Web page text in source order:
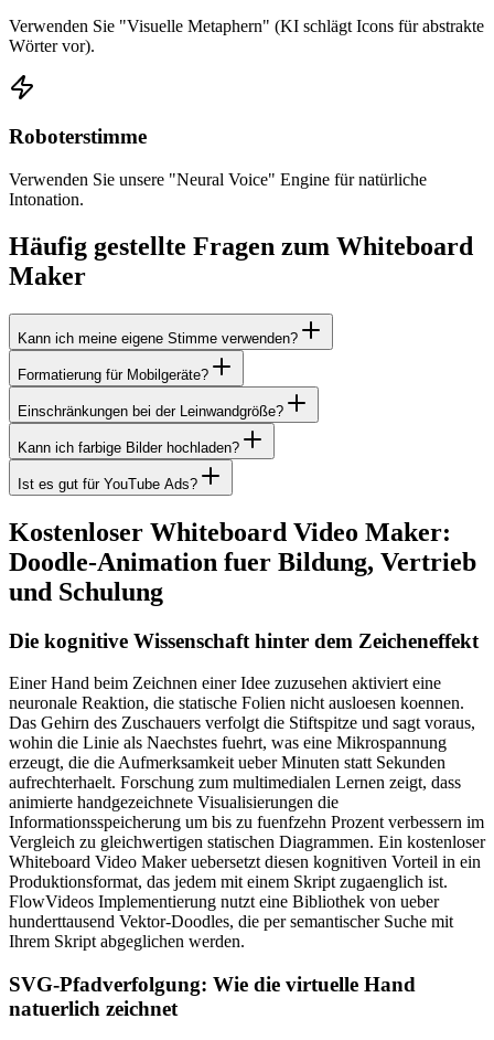
Verwenden Sie "Visuelle Metaphern" (KI schlägt Icons für abstrakte
Wörter vor).
Roboterstimme
Verwenden Sie unsere "Neural Voice" Engine für natürliche
Intonation.
Häufig gestellte Fragen zum Whiteboard
Maker
Kann ich meine eigene Stimme verwenden?
Formatierung für Mobilgeräte?
Einschränkungen bei der Leinwandgröße?
Kann ich farbige Bilder hochladen?
Ist es gut für YouTube Ads?
Kostenloser Whiteboard Video Maker:
Doodle-Animation fuer Bildung, Vertrieb
und Schulung
Die kognitive Wissenschaft hinter dem Zeicheneffekt
Einer Hand beim Zeichnen einer Idee zuzusehen aktiviert eine
neuronale Reaktion, die statische Folien nicht ausloesen koennen.
Das Gehirn des Zuschauers verfolgt die Stiftspitze und sagt voraus,
wohin die Linie als Naechstes fuehrt, was eine Mikrospannung
erzeugt, die die Aufmerksamkeit ueber Minuten statt Sekunden
aufrechterhaelt. Forschung zum multimedialen Lernen zeigt, dass
animierte handgezeichnete Visualisierungen die
Informationsspeicherung um bis zu fuenfzehn Prozent verbessern im
Vergleich zu gleichwertigen statischen Diagrammen. Ein kostenloser
Whiteboard Video Maker uebersetzt diesen kognitiven Vorteil in ein
Produktionsformat, das jedem mit einem Skript zugaenglich ist.
FlowVideos Implementierung nutzt eine Bibliothek von ueber
hunderttausend Vektor-Doodles, die per semantischer Suche mit
Ihrem Skript abgeglichen werden.
SVG-Pfadverfolgung: Wie die virtuelle Hand
natuerlich zeichnet